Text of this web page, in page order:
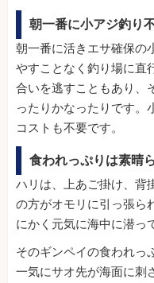
朝一番に小アジ釣り
朝一番に活きエサ確保の
やすことなく釣り場に直
合いを逃すこともあり、
ったりかなったりです。
コストも不要です。
食われっぷりは素晴
ハリは、上あご掛け、背
の方がオモリに引っ張ら
にかく元気に海中に潜っ
そのギンペイの食われっ
一気にサオ先が海面に刺